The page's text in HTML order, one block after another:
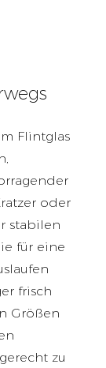
Flintglas
oder
stabilen
für eine
frisch
Größen
zu